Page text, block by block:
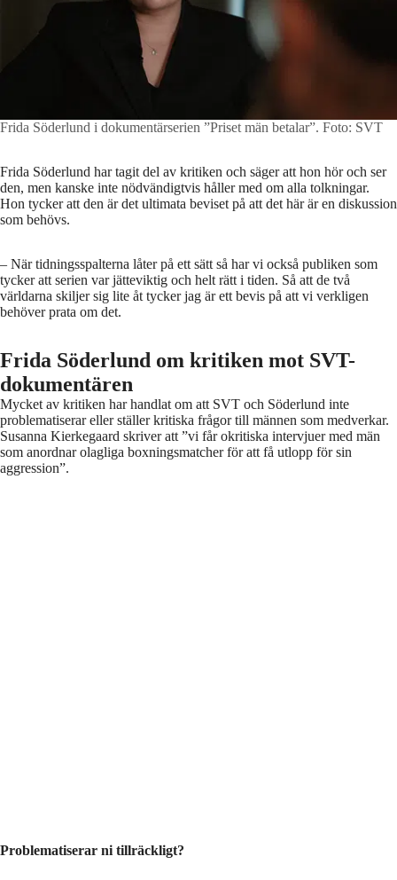
Frida Söderlund i dokumentärserien ”Priset män betalar”. Foto: SVT
Frida Söderlund har tagit del av kritiken och säger att hon hör och ser
den, men kanske inte nödvändigtvis håller med om alla tolkningar.
Hon tycker att den är det ultimata beviset på att det här är en diskussion
som behövs.
– När tidningsspalterna låter på ett sätt så har vi också publiken som
tycker att serien var jätteviktig och helt rätt i tiden. Så att de två
världarna skiljer sig lite åt tycker jag är ett bevis på att vi verkligen
behöver prata om det.
Frida Söderlund om kritiken mot SVT-
dokumentären
Mycket av kritiken har handlat om att SVT och Söderlund inte
problematiserar eller ställer kritiska frågor till männen som medverkar.
Susanna Kierkegaard skriver att ”vi får okritiska intervjuer med män
som anordnar olagliga boxningsmatcher för att få utlopp för sin
aggression”.
Problematiserar ni tillräckligt?